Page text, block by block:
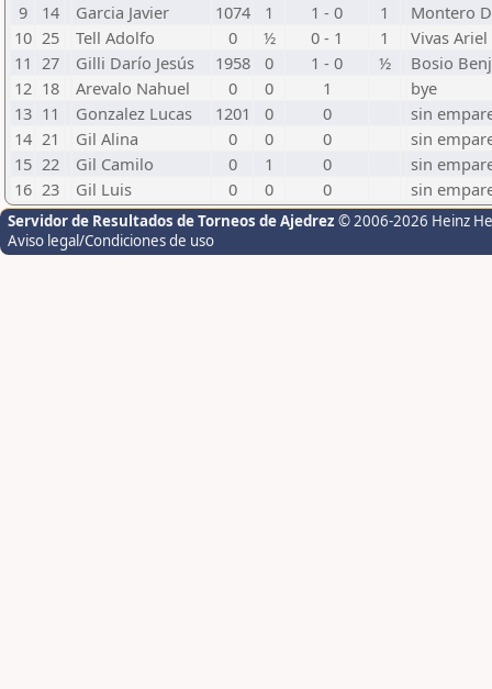
9
14 Garcia Javier 1074 1 1 - 0 1
Montero
10 25 Tell Adolfo 0 ½ 0 - 1 1
Vivas Ariel
11 27 Gilli Darío Jesús 1958 0 1 - 0 ½
Bosio
12 18 Arevalo Nahuel 0 0 1
bye
13 11 Gonzalez Lucas 1201 0 0
sin
14 21 Gil Alina 0 0 0
sin
15 22 Gil Camilo 0 1 0
sin
16 23 Gil Luis 0 0 0 sin
Servidor de Resultados de Torneos de Ajedrez © 2006-2026 Heinz
Aviso legal/Condiciones de uso